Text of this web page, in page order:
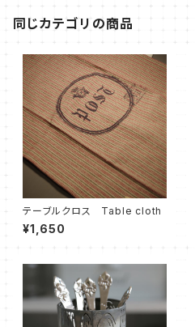
同じカテゴリの商品
テーブルクロス Table cloth
¥1,650